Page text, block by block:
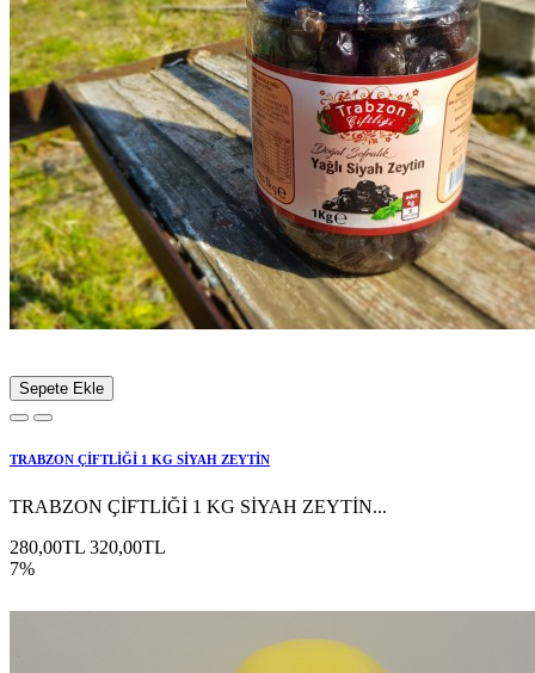
Lezzet ve Kalite...
Sofralarınıza Özel...
Trabzon Tereyağı
Detaylı İncele
Sepete Ekle
TRABZON ÇİFTLİĞİ 1 KG SİYAH ZEYTİN
TRABZON ÇİFTLİĞİ 1 KG SİYAH ZEYTİN...
280,00TL 320,00TL
7%